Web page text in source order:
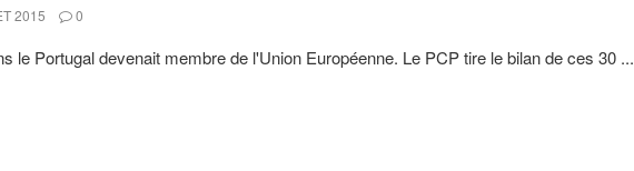
2015 0
le Portugal devenait membre de l'Union Européenne. Le PCP tire le bilan de ces 30 ...